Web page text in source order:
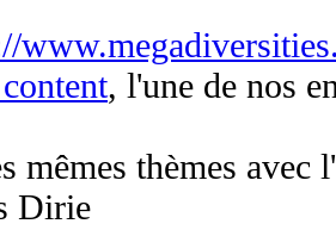
, l'une de nos
mêmes thèmes avec
Dirie